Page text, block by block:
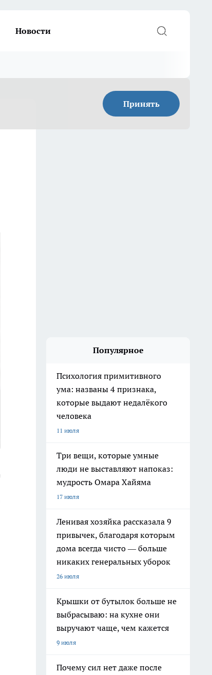
Новости
Принять
Популярное
Психология примитивного
ума: названы 4 признака,
которые выдают недалёкого
человека
11 июля
Три вещи, которые умные
люди не выставляют напоказ:
мудрость Омара Хайяма
17 июля
Ленивая хозяйка рассказала 9
привычек, благодаря которым
дома всегда чисто — больше
никаких генеральных уборок
26 июля
Крышки от бутылок больше не
выбрасываю: на кухне они
выручают чаще, чем кажется
9 июля
Почему сил нет даже после